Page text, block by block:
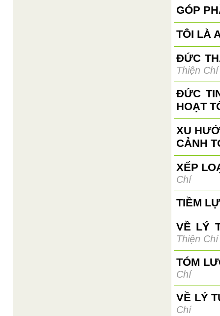
GÓP
TÔI LÀ
ĐỨC
Thiện Chí
ĐỨC
HOẠT
XU
CẢNH
XẾP
Chí
TIỀM
VỀ LÝ
Thiện Chí
TÓM
Chí
VỀ LÝ
Chí